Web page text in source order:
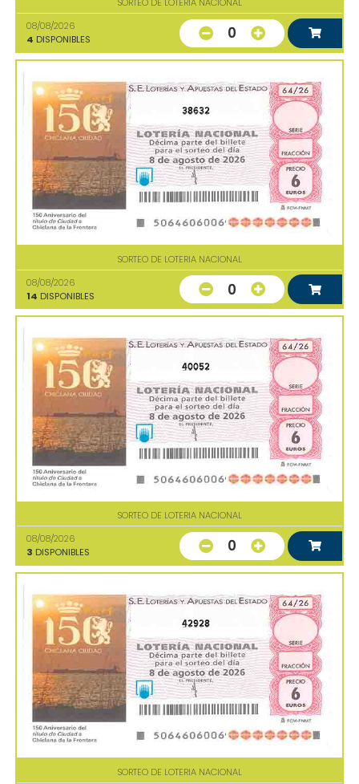
SORTEO DE LOTERIA NACIONAL
08/08/2026
4 DISPONIBLES 0
38632
SORTEO DE LOTERIA NACIONAL
08/08/2026
14 DISPONIBLES 0
40052
SORTEO DE LOTERIA NACIONAL
08/08/2026
3 DISPONIBLES 0
42928
SORTEO DE LOTERIA NACIONAL